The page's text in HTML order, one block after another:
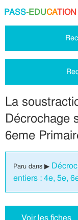
PASS-EDUCATION
La
Décrochage
6eme
Paru dans ▶
entiers : 4e, 5e,
Voir les fiches